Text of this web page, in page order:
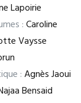
Lapoirie
:Caroline
Vaysse
:Agnès Jaoui
Bensaid